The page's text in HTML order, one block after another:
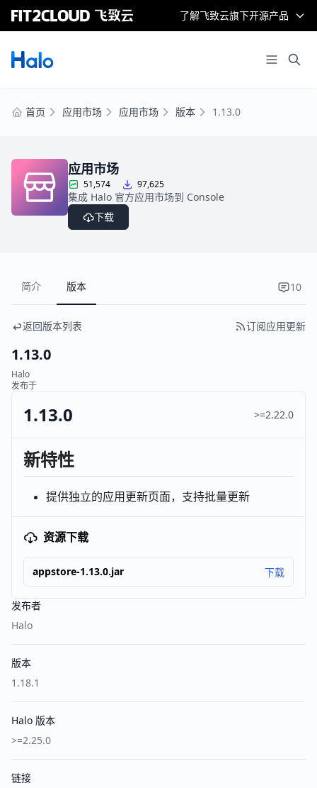
了解飞致云旗下开源产品
首页 应用市场 应用市场 版本 1.13.0
应用市场
51,574 97,625
集成 Halo 官方应用市场到 Console
下载
发布者
Halo
版本
1.18.1
Halo 版本
>=2.25.0
链接
简介 版本 10
返回版本列表 订阅应用更新
1.13.0
Halo
发布于
1.13.0 >=2.22.0
新特性
提供独立的应用更新页面，支持批量更新
资源下载
appstore-1.13.0.jar 下载